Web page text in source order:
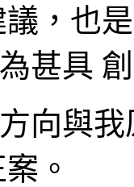
，也
甚具
向與
。